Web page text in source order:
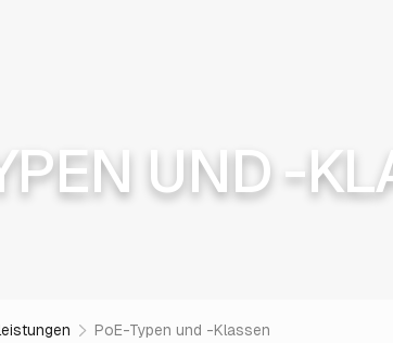
UND -
PoE-Typen und -Klassen